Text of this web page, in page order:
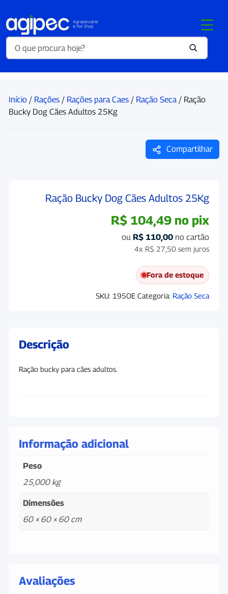
Início / Rações / Rações para Caes / Ração Seca / Ração
Bucky Dog Cães Adultos 25Kg
Compartilhar
Ração Bucky Dog Cães Adultos 25Kg
R$ 104,49 no pix
ou R$ 110,00 no cartão
4x R$ 27,50 sem juros
Fora de estoque
SKU: 195OE Categoria: Ração Seca
Descrição
Ração bucky para cães adultos.
Informação adicional
Peso
25,000 kg
Dimensões
60 × 60 × 60 cm
Avaliações